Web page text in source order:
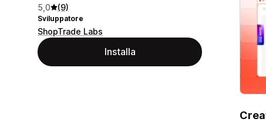
5,0 (9)
Sviluppatore
ShopTrade Labs
Installa